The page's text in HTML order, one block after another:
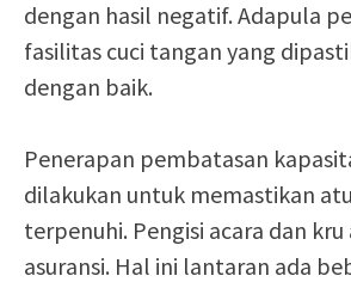
dengan hasil negatif. Adapula
fasilitas cuci tangan yang
dengan baik.
Penerapan pembatasan
dilakukan untuk memastikan
terpenuhi. Pengisi acara dan
asuransi. Hal ini lantaran ada